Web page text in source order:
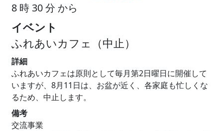
8 時 30 分 から
イベント
ふれあいカフェ（中止）
詳細
ふれあいカフェは原則として毎月第2日曜日に開催して
いますが、8月11日は、お盆が近く、各家庭も忙しくな
るため、中止します。
備考
交流事業